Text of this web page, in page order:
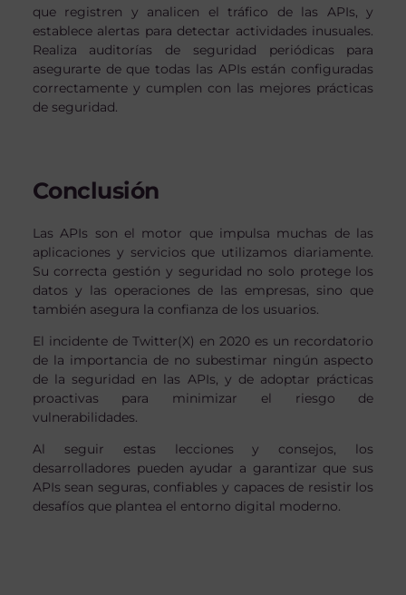
que registren y analicen el tráfico de las APIs, y
establece alertas para detectar actividades inusuales.
Realiza auditorías de seguridad periódicas para
asegurarte de que todas las APIs están configuradas
correctamente y cumplen con las mejores prácticas
de seguridad.
Conclusión
Las APIs son el motor que impulsa muchas de las
aplicaciones y servicios que utilizamos diariamente.
Su correcta gestión y seguridad no solo protege los
datos y las operaciones de las empresas, sino que
también asegura la confianza de los usuarios.
El incidente de Twitter(X) en 2020 es un recordatorio
de la importancia de no subestimar ningún aspecto
de la seguridad en las APIs, y de adoptar prácticas
proactivas para minimizar el riesgo de
vulnerabilidades.
Al seguir estas lecciones y consejos, los
desarrolladores pueden ayudar a garantizar que sus
APIs sean seguras, confiables y capaces de resistir los
desafíos que plantea el entorno digital moderno.